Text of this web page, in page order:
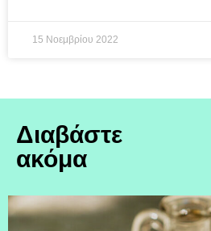
15 Νοεμβρίου 2022
Διαβάστε
ακόμα